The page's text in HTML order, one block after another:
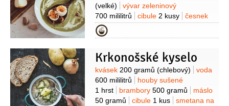
(velké)
vývar zeleninový
700 mililitrů
cibule 2 kusy
česnek
4 stroužky
100 mililitrů
máslo
Kategorie
Krkonošské kyselo
Suroviny
kvásek 200 gramů (chlebový)
voda
600 mililitrů
houby sušené
1 hrst
brambory 500 gramů
máslo
50 gramů
cibule 1 kus
smetana na